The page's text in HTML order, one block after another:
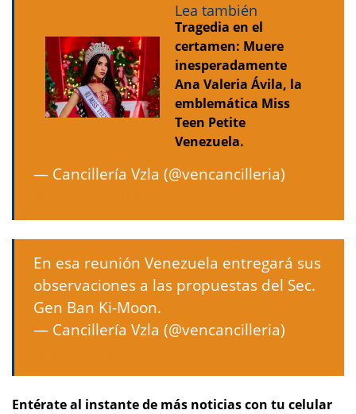
Lea también
Tragedia en el
certamen: Muere
inesperadamente
Ana Valeria Ávila, la
emblemática Miss
Teen Petite
Venezuela.
— Cancillería Vzla (@vencancilleria)
En esa reunión Venezuela entregará sus
observaciones a las propuestas del Sec.
Gen Ban Ki-Moon.
— Cancillería Vzla (@vencancilleria)
Entérate al instante de más noticias con tu celular